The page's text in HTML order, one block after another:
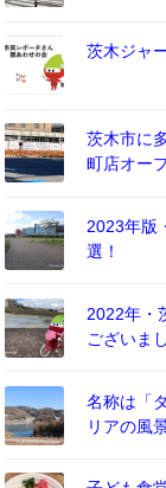
茨木ジャ
茨木市に
町店オー
2023年版
選！
2022年・
ございま
名称は「
リアの風